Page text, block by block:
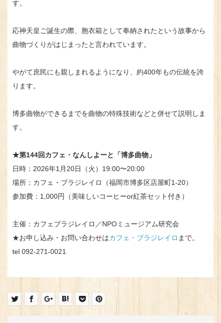
す。
応神天皇ご誕生の際、胞衣箱として奉納されたという故事から
曲物づくりがはじまったと言われています。
やがて庶民にも親しまれるようになり、約400年もの伝統を誇
ります。
博多曲物ができるまでを曲物の特殊技術などと併せて説明しま
す。
★第144回カフェ・なんしよーと「博多曲物」
日時：2026年1月20日（火）19:00〜20:00
場所：カフェ・ブラジレイロ（福岡市博多区店屋町1-20）
参加費：1,000円（美味しいコーヒーor紅茶セット付き）
主催：カフェブラジレイロ／NPOミュージアム研究会
★お申し込み・お問い合わせはカフェ・ブラジレイロ まで。
tel 092-271-0021